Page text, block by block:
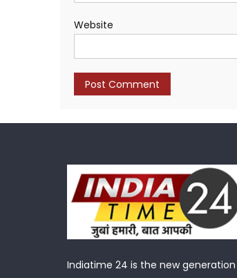
Website
Indiatime 24 is the new generation